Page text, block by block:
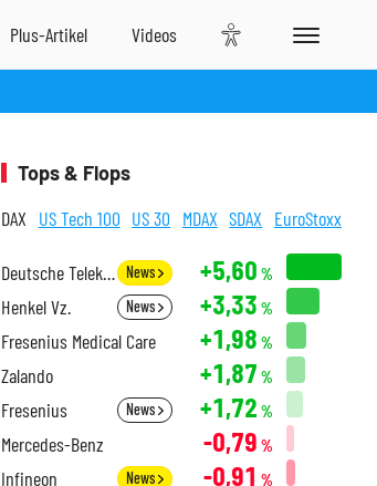
Tops & Flops
DAX US Tech 100 US 30 MDAX SDAX EuroStoxx
Deutsche Telekom News +5,60 %
Henkel Vz. News +3,33 %
Fresenius Medical Care +1,98 %
Zalando +1,87 %
Fresenius News +1,72 %
Mercedes-Benz -0,79 %
Infineon News -0,91 %